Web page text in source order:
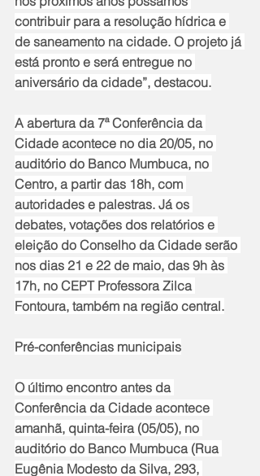
contribuir para a resolução hídrica e
de saneamento na cidade. O projeto já
está pronto e será entregue no
aniversário da cidade”, destacou.
A abertura da 7ª Conferência da
Cidade acontece no dia 20/05, no
auditório do Banco Mumbuca, no
Centro, a partir das 18h, com
autoridades e palestras. Já os
debates, votações dos relatórios e
eleição do Conselho da Cidade serão
nos dias 21 e 22 de maio, das 9h às
17h, no CEPT Professora Zilca
Fontoura, também na região central.
Pré-conferências municipais
O último encontro antes da
Conferência da Cidade acontece
amanhã, quinta-feira (05/05), no
auditório do Banco Mumbuca (Rua
Eugênia Modesto da Silva, 293,